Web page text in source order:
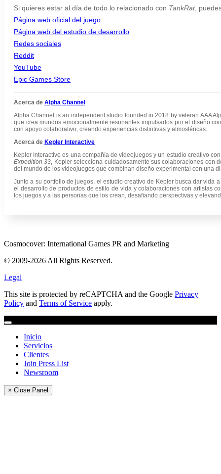
Si quieres estar al día de todo lo relacionado con TankRat,
Página web oficial del juego
Página web del estudio de desarrollo
Redes sociales
Reddit
YouTube
Epic Games Store
Acerca de Alpha Channel
Alpha Channel is an independent studio founded in 2018 by veteran AAA
que crea mundos emocionalmente resonantes impulsados por el diseño
con apoyo colaborativo, creando experiencias distintivas y atmosféricas.
Acerca de Kepler Interactive
Kepler Interactive es una compañía de videojuegos y un estudio creativo
Expedition 33, Kepler selecciona cuidadosamente sus colaboraciones con
del mundo de los videojuegos que combinan diseño experimental con una
Junto a su portfolio de juegos, el estudio creativo de Kepler busca dar vida
el desarrollo de productos de estilo de vida y colaboraciones con artistas
los juegos y a las personas que los crean, desafiando perspectivas y
Cosmocover: International Games PR and Marketing
© 2009-2026 All Rights Reserved.
Legal
This site is protected by reCAPTCHA and the Google Privacy
Policy and Terms of Service apply.
Inicio
Servicios
Clientes
Join Press List
Newsroom
× Close Panel